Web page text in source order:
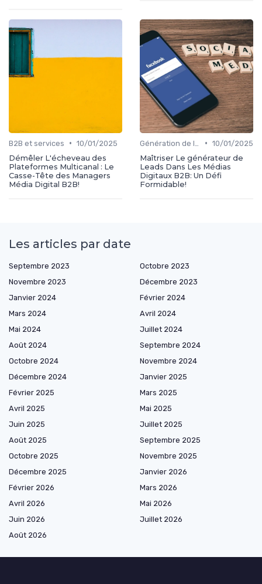
B2B et services • 10/01/2025
Démêler L'écheveau des
Plateformes Multicanal : Le
Casse-Tête des Managers
Média Digital B2B!
• 10/01/2025
Maîtriser Le générateur de
Leads Dans Les Médias
Digitaux B2B: Un Défi
Formidable!
Les articles par date
Septembre 2023
Octobre 2023
Novembre 2023
Décembre 2023
Janvier 2024
Février 2024
Mars 2024
Avril 2024
Mai 2024
Juillet 2024
Août 2024
Septembre 2024
Octobre 2024
Novembre 2024
Décembre 2024
Janvier 2025
Février 2025
Mars 2025
Avril 2025
Mai 2025
Juin 2025
Juillet 2025
Août 2025
Septembre 2025
Octobre 2025
Novembre 2025
Décembre 2025
Janvier 2026
Février 2026
Mars 2026
Avril 2026
Mai 2026
Juin 2026
Juillet 2026
Août 2026